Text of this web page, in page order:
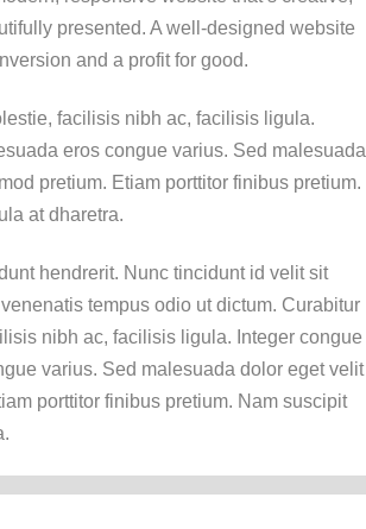
presented. A well-designed website
and a profit for good.
facilisis nibh ac, facilisis ligula.
eros congue varius. Sed malesuada
pretium. Etiam porttitor finibus pretium.
at dharetra.
hendrerit. Nunc tincidunt id velit sit
tempus odio ut dictum. Curabitur
nibh ac, facilisis ligula. Integer congue
varius. Sed malesuada dolor eget velit
porttitor finibus pretium. Nam suscipit